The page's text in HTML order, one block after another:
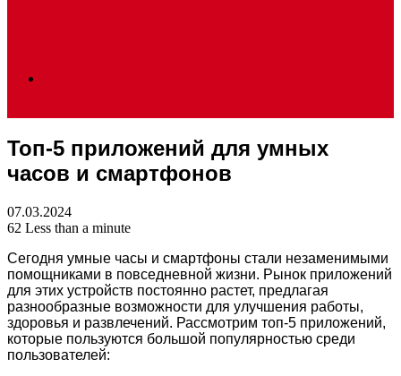
for
Топ-5 приложений для умных
часов и смартфонов
07.03.2024
62 Less than a minute
Сегодня умные часы и смартфоны стали незаменимыми
помощниками в повседневной жизни. Рынок приложений
для этих устройств постоянно растет, предлагая
разнообразные возможности для улучшения работы,
здоровья и развлечений. Рассмотрим топ-5 приложений,
которые пользуются большой популярностью среди
пользователей: